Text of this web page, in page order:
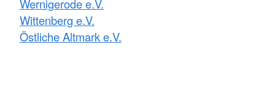
Wernigerode e.V.
Wittenberg e.V.
Östliche Altmark e.V.